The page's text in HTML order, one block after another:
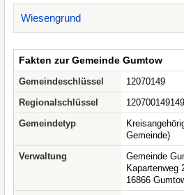
Wiesengrund
Fakten zur Gemeinde Gumtow
Gemeindeschlüssel
12070149
Regionalschlüssel
120700149149
Gemeindetyp
Gemeinde)
Verwaltung
Gemeinde
Kapartenweg
16866